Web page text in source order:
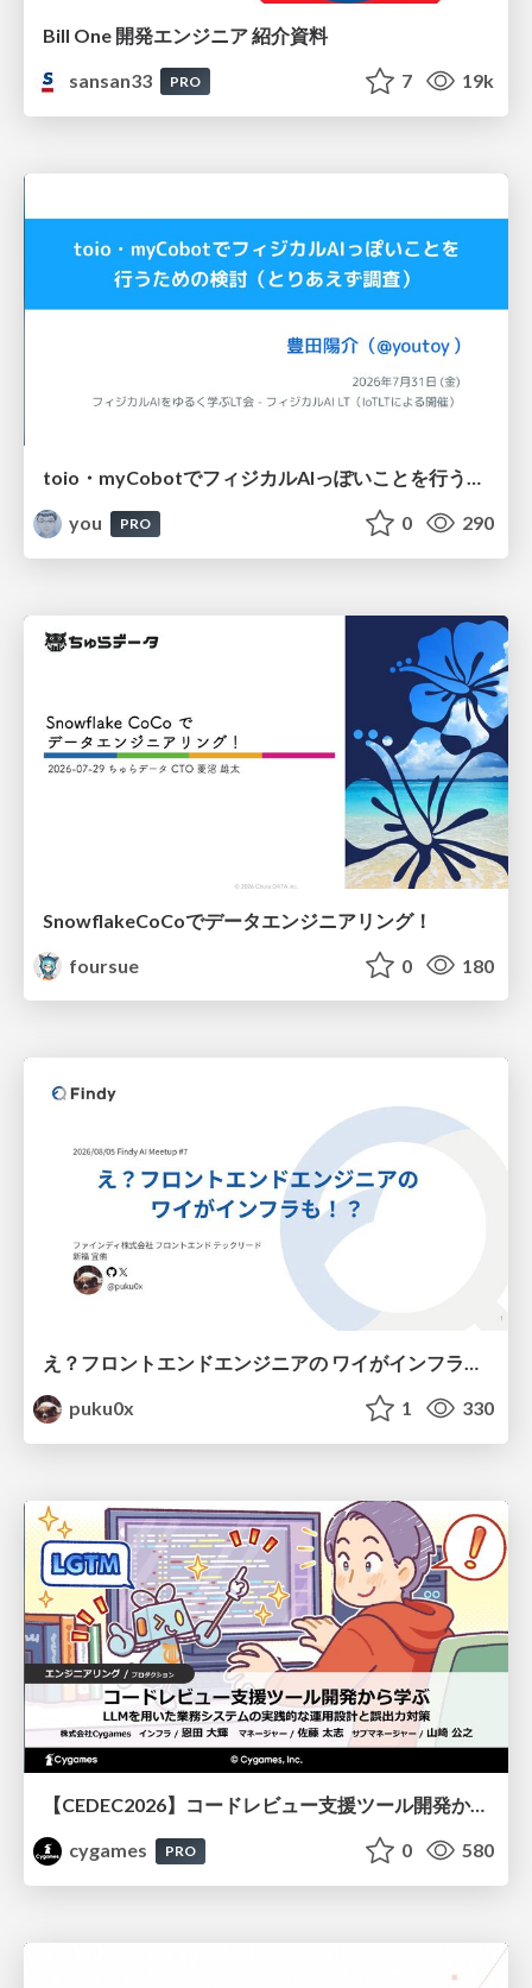
Bill One 開発エンジニア 紹介資料
sansan33
PRO 7 19k
toio・myCobotでフィジカルAIっぽいことを行うための検討（とりあえず調査） / フィジカルAI LT（IoTLTによる開催）
you
PRO 0 290
SnowflakeCoCoでデータエンジニアリング！
foursue
0 180
え？フロントエンドエンジニアの ワイがインフラも！？
puku0x
1 330
【CEDEC2026】コードレビュー支援ツール開発から学ぶ：LLMを用いた業務システムの実践的な運用設計と誤出力対策
cygames
PRO 0 580